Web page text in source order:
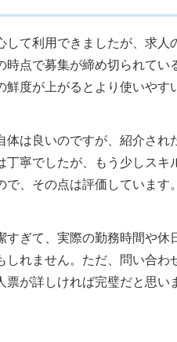
して利用できましたが、求
時点で募集が締め切られて
鮮度が上がるとより使いやす
体は良いのですが、紹介さ
丁寧でしたが、もう少しス
で、その点は評価しています
すぎて、実際の勤務時間や
しれません。ただ、問い合
票が詳しければ完璧だと思い